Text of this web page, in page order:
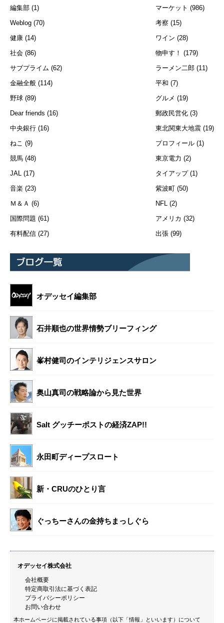
編集部 (1)
Weblog (70)
健康 (14)
社会 (86)
サブプライム (62)
金融全般 (114)
野球 (89)
Dear friends (16)
中央銀行 (16)
ねこ (9)
競馬 (48)
JAL (17)
音楽 (23)
Ｍ＆Ａ (6)
国際問題 (61)
有料配信 (27)
マーケット (986)
考察 (15)
ワイン (28)
物申す！ (179)
ラーメン二郎 (11)
平和 (7)
グルメ (19)
郵政民営化 (3)
東北関東大地震 (19)
プロフィール (1)
東京電力 (2)
タイアップ(1)
紫波町 (50)
NFL (2)
アメリカ (32)
出張 (99)
オデッセイ編集部
石井順也の世界情勢ブリーフィング
峯村健司のインテリジェンスサロン
奥山真司の戦略論から見た世界
Salt グッチーポストの経済ZAP!!
永田町ディープスロート
新・CRUのひとり言
ぐっちーさんの金持ちまっしぐら
オデッセイ株式会社
会社概要
特定商取引法に基づく表記
プライバシーポリシー
お問い合わせ
本ホームページに掲載されている事項（以下「情報」といいます）について